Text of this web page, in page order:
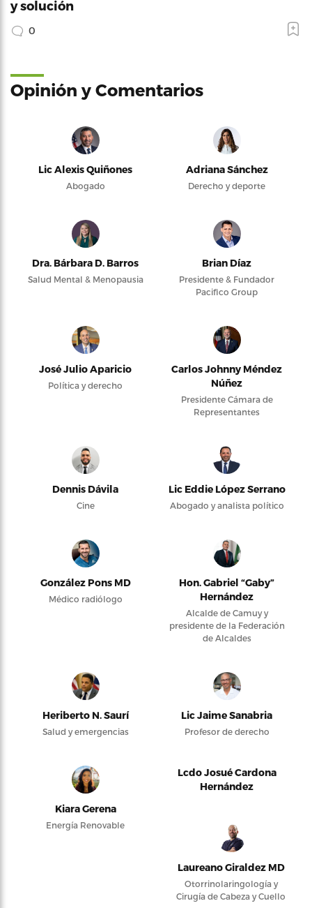
y solución
0
Opinión y Comentarios
Lic Alexis Quiñones
Abogado
Adriana Sánchez
Derecho y deporte
Dra. Bárbara D. Barros
Salud Mental & Menopausia
Brian Díaz
Presidente & Fundador
Pacifico Group
José Julio Aparicio
Política y derecho
Carlos Johnny Méndez
Núñez
Presidente Cámara de
Representantes
Dennis Dávila
Cine
Lic Eddie López Serrano
Abogado y analista político
González Pons MD
Médico radiólogo
Hon. Gabriel “Gaby”
Hernández
Alcalde de Camuy y
presidente de la Federación
de Alcaldes
Heriberto N. Saurí
Salud y emergencias
Lic Jaime Sanabria
Profesor de derecho
Kiara Gerena
Energía Renovable
Lcdo Josué Cardona
Hernández
Laureano Giraldez MD
Otorrinolaringología y
Cirugía de Cabeza y Cuello